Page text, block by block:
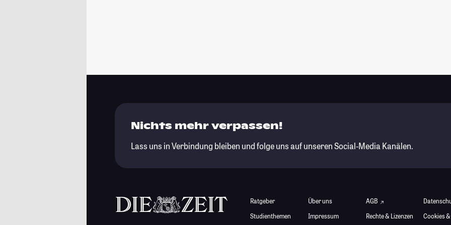
Nichts mehr verpassen!
Lass uns in Verbindung bleiben und folge uns auf unseren Social-Media Kanälen.
Ratgeber
Studienthemen
Über uns
Impressum
AGB
Rechte & Lizenzen
Cookies